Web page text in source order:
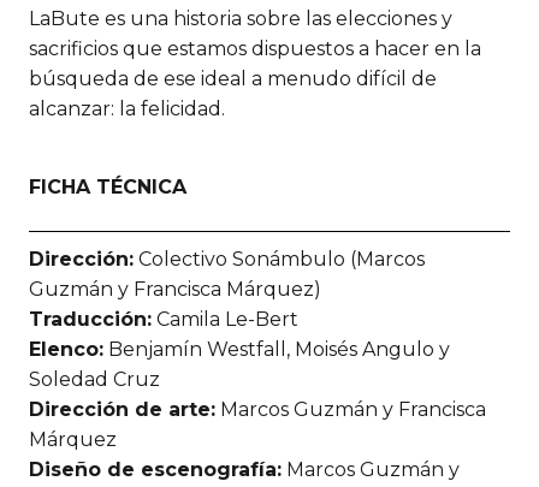
LaBute es una historia sobre las elecciones y
sacrificios que estamos dispuestos a hacer en la
búsqueda de ese ideal a menudo difícil de
alcanzar: la felicidad.
FICHA TÉCNICA
Dirección: Colectivo Sonámbulo (Marcos
Guzmán y Francisca Márquez)
Traducción: Camila Le-Bert
Elenco: Benjamín Westfall, Moisés Angulo y
Soledad Cruz
Dirección de arte: Marcos Guzmán y Francisca
Márquez
Diseño de escenografía: Marcos Guzmán y